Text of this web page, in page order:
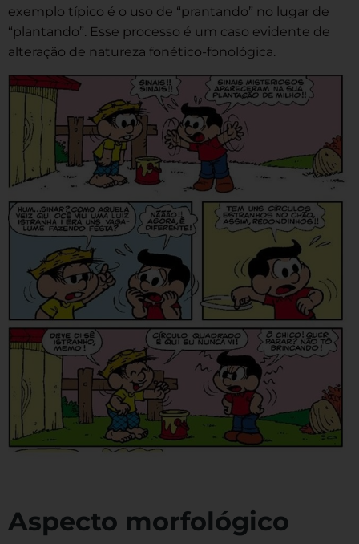
exemplo típico é o uso de “prantando” no lugar de
“plantando”. Esse processo é um caso evidente de
alteração de natureza fonético-fonológica.
Aspecto morfológico